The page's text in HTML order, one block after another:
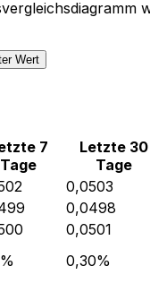
Wert
7
Tage
Letzte 30
Tage
0,0503
0,0498
0,0501
0,30%